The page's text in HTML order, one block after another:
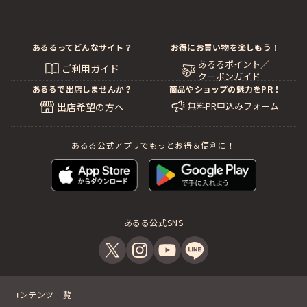
あるるってどんなサイト？
ご利用ガイド
お得にお買い物を楽しもう！
あるるポイント／
クーポンガイド
あるるで出店しませんか？
出店希望の方へ
商品やショップの魅力をPR！
無料PR申込みフォーム
あるる公式アプリでもっとお得＆便利に！
あるる公式SNS
コンテンツ一覧